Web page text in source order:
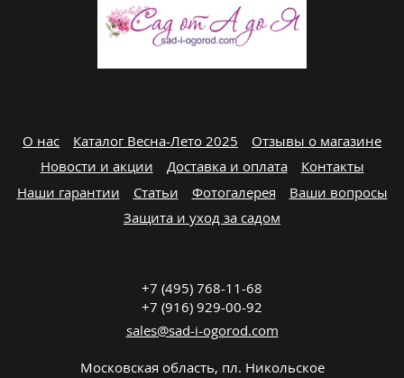
О нас Каталог Весна-Лето 2025
Отзывы о магазине
Новости и акции
Доставка и оплата
Контакты
Наши гарантии
Статьи Фотогалерея
Ваши вопросы
Защита и уход за садом
+7 (495) 768-11-68
+7 (916) 929-00-92
sales@sad-i-ogorod.com
Московская область, пл. Никольcкое